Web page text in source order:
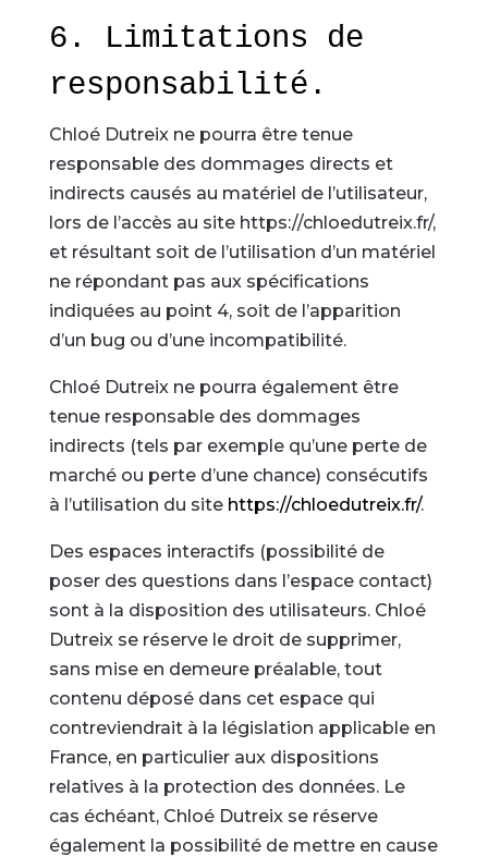
6. Limitations de
responsabilité.
Chloé Dutreix ne pourra être tenue
responsable des dommages directs et
indirects causés au matériel de l’utilisateur,
lors de l’accès au site https://chloedutreix.fr/,
et résultant soit de l’utilisation d’un matériel
ne répondant pas aux spécifications
indiquées au point 4, soit de l’apparition
d’un bug ou d’une incompatibilité.
Chloé Dutreix ne pourra également être
tenue responsable des dommages
indirects (tels par exemple qu’une perte de
marché ou perte d’une chance) consécutifs
à l’utilisation du site https://chloedutreix.fr/.
Des espaces interactifs (possibilité de
poser des questions dans l’espace contact)
sont à la disposition des utilisateurs. Chloé
Dutreix se réserve le droit de supprimer,
sans mise en demeure préalable, tout
contenu déposé dans cet espace qui
contreviendrait à la législation applicable en
France, en particulier aux dispositions
relatives à la protection des données. Le
cas échéant, Chloé Dutreix se réserve
également la possibilité de mettre en cause